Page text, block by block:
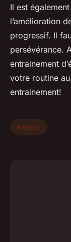
Il est
l’amélioration
progressif. Il
persévérance.
entrainement
votre routine
entrainement!
Fitness